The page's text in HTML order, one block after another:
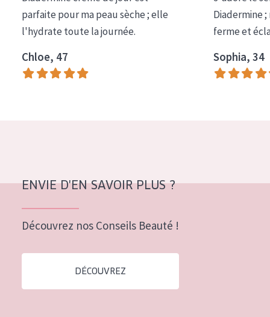
COLLECTION
Essentials
Lift+
Expert
Peau mixte ou grasse
Peau mature
Peau ménopausée
parfaite pour ma peau sèche ; elle
l'hydrate toute la journée.
Chloe, 47
Diadermine
ferme et
Sophia, 34
ENVIE D'EN SAVOIR PLUS ?
Découvrez nos Conseils Beauté !
DÉCOUVREZ